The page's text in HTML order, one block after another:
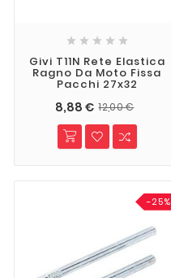
    
Givi T11N Rete Elastica
Ragno Da Moto Fissa
Pacchi 27x32
8,88 € 12,00 €
-25%